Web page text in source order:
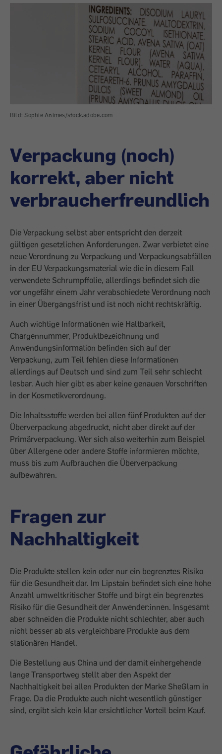
Bild: Sophie Animes/stock.adobe.com
Verpackung (noch)
korrekt, aber nicht
verbraucherfreundlich
Die Verpackung selbst aber entspricht den derzeit
gültigen gesetzlichen Anforderungen. Zwar verbietet eine
neue Verordnung zu Verpackung und Verpackungsabfällen
in der EU Verpackungsmaterial wie die in diesem Fall
verwendete Schrumpffolie, allerdings befindet sich die
vor ungefähr einem Jahr verabschiedete Verordnung noch
in einer Übergangsfrist und ist noch nicht rechtskräftig.
Auch wichtige Informationen wie Haltbarkeit,
Chargennummer, Produktbezeichnung und
Anwendungsinformation befinden sich auf der
Verpackung, zum Teil fehlen diese Informationen
allerdings auf Deutsch und sind zum Teil sehr schlecht
lesbar. Auch hier gibt es aber keine genauen Vorschriften
in der Kosmetikverordnung.
Die Inhaltsstoffe werden bei allen fünf Produkten auf der
Überverpackung abgedruckt, nicht aber direkt auf der
Primärverpackung. Wer sich also weiterhin zum Beispiel
über Allergene oder andere Stoffe informieren möchte,
muss bis zum Aufbrauchen die Überverpackung
aufbewahren.
Fragen zur
Nachhaltigkeit
Die Produkte stellen kein oder nur ein begrenztes Risiko
für die Gesundheit dar. Im Lipstain befindet sich eine hohe
Anzahl umweltkritischer Stoffe und birgt ein begrenztes
Risiko für die Gesundheit der Anwender:innen. Insgesamt
aber schneiden die Produkte nicht schlechter, aber auch
nicht besser ab als vergleichbare Produkte aus dem
stationären Handel.
Die Bestellung aus China und der damit einhergehende
lange Transportweg stellt aber den Aspekt der
Nachhaltigkeit bei allen Produkten der Marke SheGlam in
Frage. Da die Produkte auch nicht wesentlich günstiger
sind, ergibt sich kein klar ersichtlicher Vorteil beim Kauf.